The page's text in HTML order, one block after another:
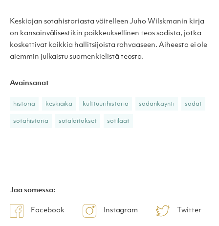
Jaa somessa:
Facebook Instagram Twitter
Keskiajan sotahistoriasta väitelleen Juho Wilskmanin kirja
on kansainvälisestikin poikkeuksellinen teos sodista, jotka
koskettivat kaikkia hallitsijoista rahvaaseen. Aiheesta ei ole
aiemmin julkaistu suomenkielistä teosta.
Avainsanat
historia keskiaika kulttuurihistoria sodankäynti sodat
sotahistoria sotalaitokset sotilaat